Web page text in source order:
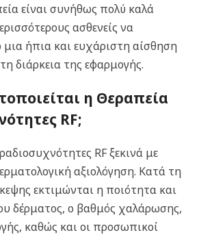
είναι συνήθως πολύ καλά
ασθενείς να
μια ήπια και ευχάριστη αίσθηση
διάρκεια της εφαρμογής.
η Θεραπεία
RF;
RF ξεκινά με
αξιολόγηση. Κατά τη
εκτιμώνται η ποιότητα και
δέρματος, ο βαθμός χαλάρωσης,
καθώς και οι προσωπικοί